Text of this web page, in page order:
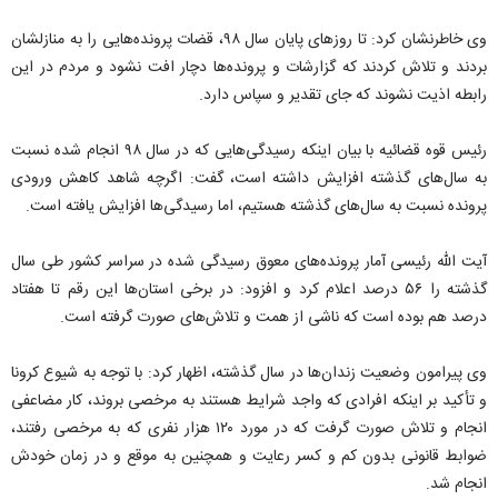
وی خاطرنشان کرد: تا روزهای پایان سال ۹۸، قضات پرونده‌هایی را به منازلشان
بردند و تلاش کردند که گزارشات و پرونده‌ها دچار افت نشود و مردم در این
رابطه اذیت نشوند که جای تقدیر و سپاس دارد.
رئیس قوه قضائیه با بیان اینکه رسیدگی‌هایی که در سال ۹۸ انجام شده نسبت
به سال‌های گذشته افزایش داشته است، گفت: اگرچه شاهد کاهش ورودی
پرونده نسبت به سال‌های گذشته هستیم، اما رسیدگی‌ها افزایش یافته است.
آیت الله رئیسی آمار پرونده‌های معوق رسیدگی شده در سراسر کشور طی سال
گذشته را ۵۶ درصد اعلام کرد و افزود: در برخی استان‌ها این رقم تا هفتاد
درصد هم بوده است که ناشی از همت و تلاش‌های صورت گرفته است.
وی پیرامون وضعیت زندان‌ها در سال گذشته، اظهار کرد: با توجه به شیوع کرونا
و تأکید بر اینکه افرادی که واجد شرایط هستند به مرخصی بروند، کار مضاعفی
انجام و تلاش صورت گرفت که در مورد ۱۲۰ هزار نفری که به مرخصی رفتند،
ضوابط قانونی بدون کم و کسر رعایت و همچنین به موقع و در زمان خودش
انجام شد.